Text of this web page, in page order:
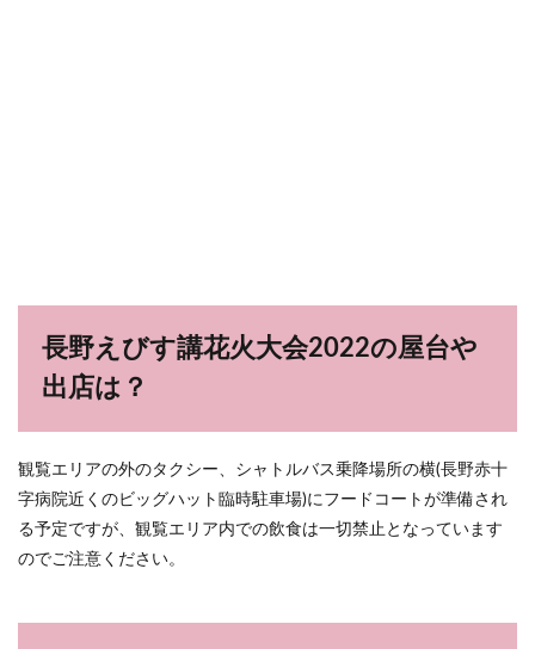
長野えびす講花火大会2022の屋台や
出店は？
観覧エリアの外のタクシー、シャトルバス乗降場所の横(長野赤十
字病院近くのビッグハット臨時駐車場)にフードコートが準備され
る予定ですが、観覧エリア内での飲食は一切禁止となっています
のでご注意ください。